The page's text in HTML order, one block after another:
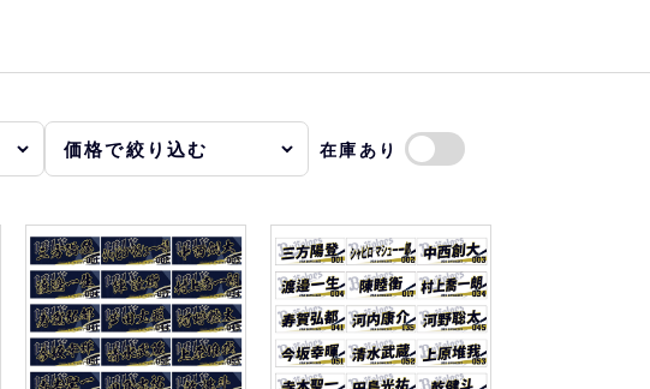
コラボグッズ
EC限定販売 キーホルダー
オリ達におすすめ オリ姫におすすめ
在庫あり